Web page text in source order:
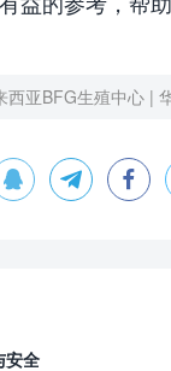
西亚BFG生殖中心 |
  
安全